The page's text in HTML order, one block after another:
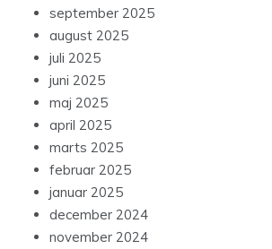
september 2025
august 2025
juli 2025
juni 2025
maj 2025
april 2025
marts 2025
februar 2025
januar 2025
december 2024
november 2024